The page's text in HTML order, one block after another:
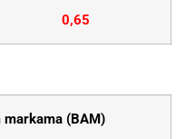
0,65
(BAM)